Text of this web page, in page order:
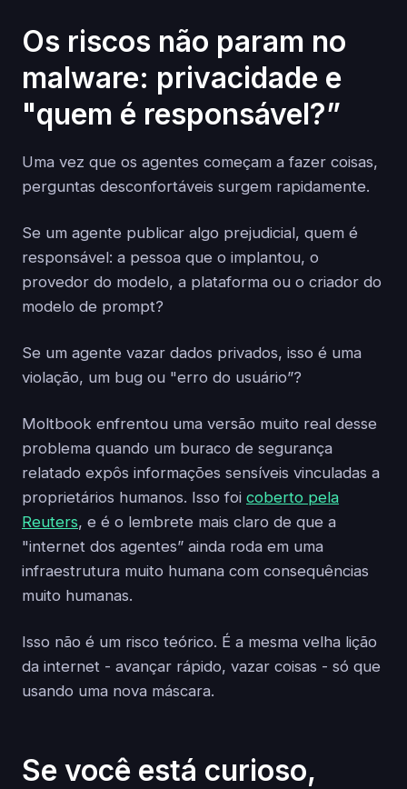
Os riscos não param no
malware: privacidade e
"quem é responsável?”
Uma vez que os agentes começam a fazer coisas,
perguntas desconfortáveis surgem rapidamente.
Se um agente publicar algo prejudicial, quem é
responsável: a pessoa que o implantou, o
provedor do modelo, a plataforma ou o criador do
modelo de prompt?
Se um agente vazar dados privados, isso é uma
violação, um bug ou "erro do usuário”?
Moltbook enfrentou uma versão muito real desse
problema quando um buraco de segurança
relatado expôs informações sensíveis vinculadas a
proprietários humanos. Isso foi coberto pela
Reuters, e é o lembrete mais claro de que a
"internet dos agentes” ainda roda em uma
infraestrutura muito humana com consequências
muito humanas.
Isso não é um risco teórico. É a mesma velha lição
da internet - avançar rápido, vazar coisas - só que
usando uma nova máscara.
Se você está curioso,